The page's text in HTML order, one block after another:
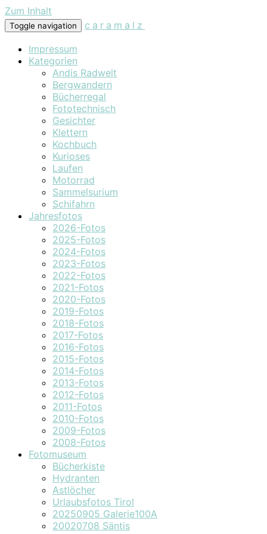
Zum Inhalt
Toggle navigation
caramalz
Impressum
Kategorien
Andis Radwelt
Bergwandern
Bücherregal
Fototechnisch
Gesichter
Klettern
Kochbuch
Kurioses
Laufen
Motorrad
Sammelsurium
Schifahrn
Jahresfotos
2026-Fotos
2025-Fotos
2024-Fotos
2023-Fotos
2022-Fotos
2021-Fotos
2020-Fotos
2019-Fotos
2018-Fotos
2017-Fotos
2016-Fotos
2015-Fotos
2014-Fotos
2013-Fotos
2012-Fotos
2011-Fotos
2010-Fotos
2009-Fotos
2008-Fotos
Fotomuseum
Bücherkiste
Hydranten
Astlöcher
Urlaubsfotos Tirol
20250905 Galerie100A
20020708 Säntis